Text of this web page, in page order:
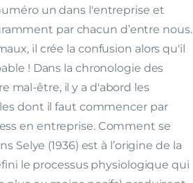
un dans l'entreprise et
par chacun d’entre nous.
il crée la confusion alors qu'il
! Dans la chronologie des
mal-être, il y a d'abord les
dont il faut commencer par
en entreprise. Comment se
Selye (1936) est à l’origine de la
le processus physiologique qui